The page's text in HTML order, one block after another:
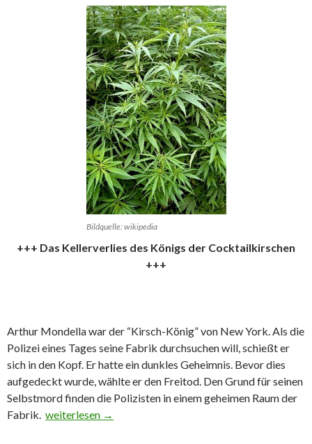
Bildquelle: wikipedia
+++ Das Kellerverlies des Königs der Cocktailkirschen
+++
Arthur Mondella war der “Kirsch-König” von New York. Als die
Polizei eines Tages seine Fabrik durchsuchen will, schießt er
sich in den Kopf. Er hatte ein dunkles Geheimnis. Bevor dies
aufgedeckt wurde, wählte er den Freitod. Den Grund für seinen
Selbstmord finden die Polizisten in einem geheimen Raum der
Fabrik. Das dunkle Geheimnis des Kirsch-Königs
weiterlesen →